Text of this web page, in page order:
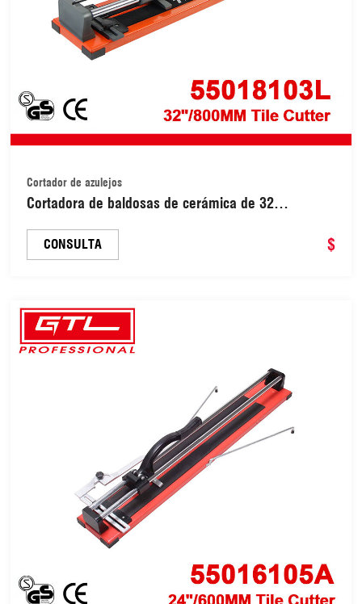
Cortador de azulejos
Cortadora de baldosas de cerámica de 32
(55018103L)
CONSULTA $